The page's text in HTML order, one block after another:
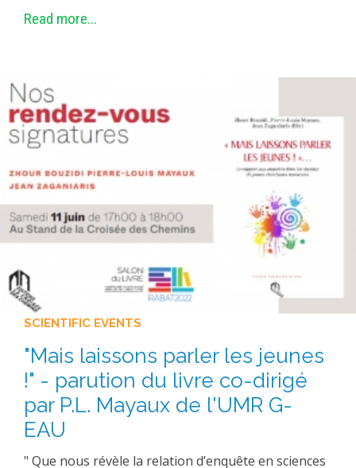
Read more...
SCIENTIFIC EVENTS
"Mais laissons parler les jeunes
!" - parution du livre co-dirigé
par P.L. Mayaux de l'UMR G-
EAU
" Que nous révèle la relation d’enquête en sciences